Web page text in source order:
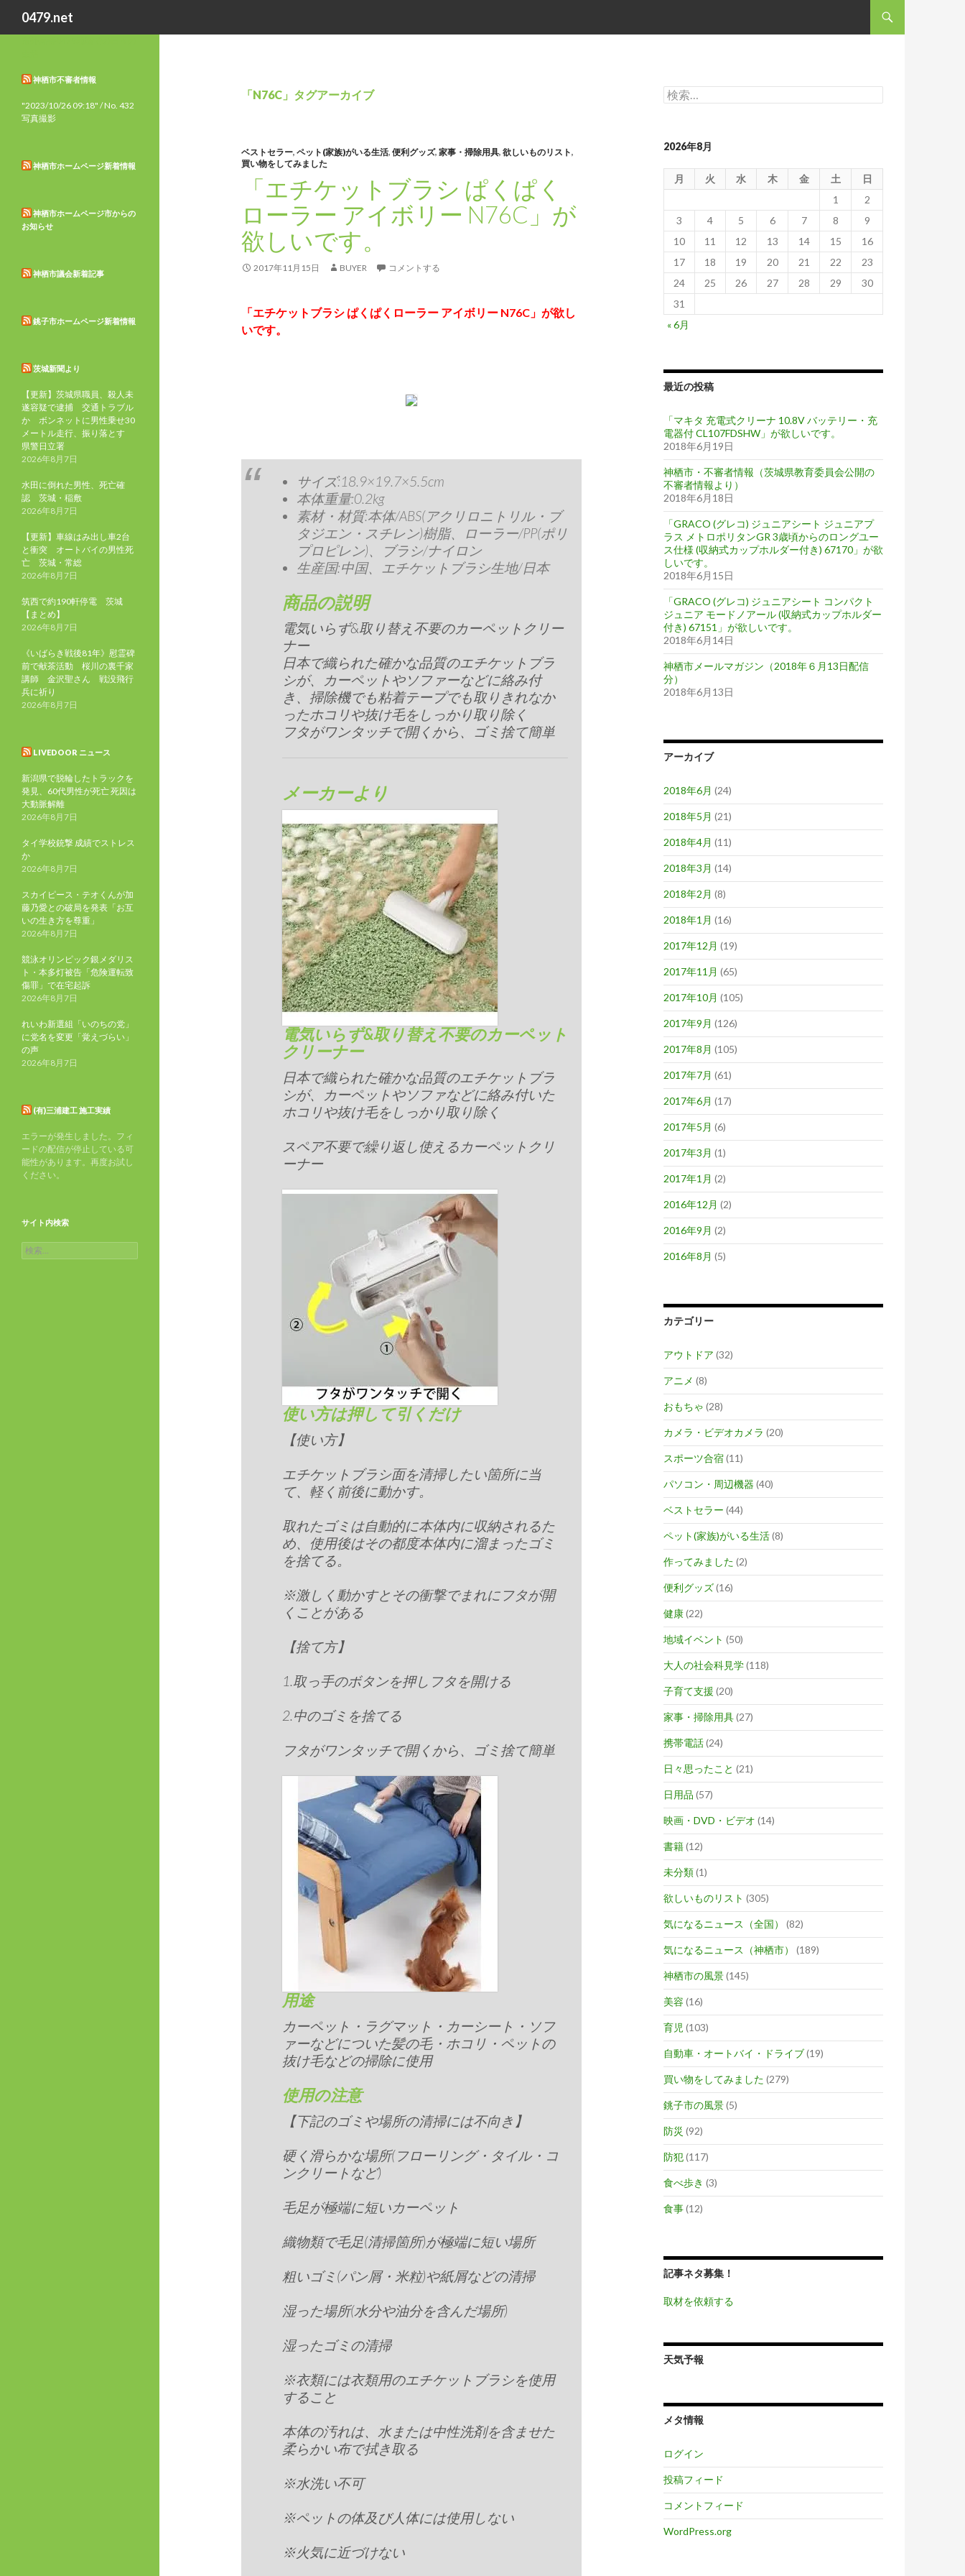
0479.net
「N76C」タグアーカイブ
ベストセラー, ペット(家族)がいる生活, 便利グッズ, 家事・掃除用具, 欲しいものリスト,
買い物をしてみました
「エチケットブラシ ぱくぱく
ローラー アイボリー N76C」が
欲しいです。
2017年11月15日 BUYER コメントする
「エチケットブラシ ぱくぱくローラー アイボリー N76C」が欲し
いです。
サイズ:18.9×19.7×5.5cm
本体重量:0.2kg
素材・材質:本体/ABS(アクリロニトリル・ブ
タジエン・スチレン)樹脂、ローラー/PP(ポリ
プロピレン)、ブラシ/ナイロン
生産国:中国、エチケットブラシ生地/日本
商品の説明
電気いらず&取り替え不要のカーペットクリー
ナー
日本で織られた確かな品質のエチケットブラ
シが、カーペットやソファーなどに絡み付
き、掃除機でも粘着テープでも取りきれなか
ったホコリや抜け毛をしっかり取り除く
フタがワンタッチで開くから、ゴミ捨て簡単
メーカーより
電気いらず&取り替え不要のカーペット
クリーナー
日本で織られた確かな品質のエチケットブラ
シが、カーペットやソファなどに絡み付いた
ホコリや抜け毛をしっかり取り除く
スペア不要で繰り返し使えるカーペットクリ
ーナー
使い方は押して引くだけ
【使い方】
エチケットブラシ面を清掃したい箇所に当
て、軽く前後に動かす。
取れたゴミは自動的に本体内に収納されるた
め、使用後はその都度本体内に溜まったゴミ
を捨てる。
※激しく動かすとその衝撃でまれにフタが開
くことがある
【捨て方】
1.取っ手のボタンを押しフタを開ける
2.中のゴミを捨てる
フタがワンタッチで開くから、ゴミ捨て簡単
用途
カーペット・ラグマット・カーシート・ソフ
ァーなどについた髪の毛・ホコリ・ペットの
抜け毛などの掃除に使用
使用の注意
【下記のゴミや場所の清掃には不向き】
硬く滑らかな場所(フローリング・タイル・コ
ンクリートなど)
毛足が極端に短いカーペット
織物類で毛足(清掃箇所)が極端に短い場所
粗いゴミ(パン屑・米粒)や紙屑などの清掃
湿った場所(水分や油分を含んだ場所)
湿ったゴミの清掃
※衣類には衣類用のエチケットブラシを使用
すること
本体の汚れは、水または中性洗剤を含ませた
柔らかい布で拭き取る
※水洗い不可
※ペットの体及び人体には使用しない
※火気に近づけない
検
索:
2026年8月
月 火 水 木 金 土
日
1
2
3
4 5 6 7 8
9
10
11 12 13 14 15
16
17
18 19 20 21 22
23
24
25 26 27 28 29
30
31
« 6月
最近の投稿
「マキタ 充電式クリーナ 10.8V バッテリー・充
電器付 CL107FDSHW」が欲しいです。
2018年6月19日
神栖市・不審者情報（茨城県教育委員会公開の
不審者情報より）
2018年6月18日
「GRACO (グレコ) ジュニアシート ジュニアプ
ラス メトロポリタンGR 3歳頃からのロングユー
ス仕様 (収納式カップホルダー付き) 67170」が欲
しいです。
2018年6月15日
「GRACO (グレコ) ジュニアシート コンパクト
ジュニア モードノアール (収納式カップホルダー
付き) 67151」が欲しいです。
2018年6月14日
神栖市メールマガジン（2018年６月13日配信
分）
2018年6月13日
アーカイブ
2018年6月 (24)
2018年5月 (21)
2018年4月 (11)
2018年3月 (14)
2018年2月 (8)
2018年1月 (16)
2017年12月 (19)
2017年11月 (65)
2017年10月 (105)
2017年9月 (126)
2017年8月 (105)
2017年7月 (61)
2017年6月 (17)
2017年5月 (6)
2017年3月 (1)
2017年1月 (2)
2016年12月 (2)
2016年9月 (2)
2016年8月 (5)
カテゴリー
アウトドア (32)
アニメ (8)
おもちゃ (28)
カメラ・ビデオカメラ (20)
スポーツ合宿(11)
パソコン・周辺機器 (40)
ベストセラー (44)
ペット(家族)がいる生活(8)
作ってみました (2)
便利グッズ(16)
健康(22)
地域イベント (50)
大人の社会科見学(118)
子育て支援 (20)
家事・掃除用具(27)
携帯電話(24)
日々思ったこと (21)
日用品 (57)
映画・DVD・ビデオ (14)
書籍(12)
未分類(1)
欲しいものリスト (305)
気になるニュース（全国） (82)
気になるニュース（神栖市） (189)
神栖市の風景(145)
美容 (16)
育児 (103)
自動車・オートバイ・ドライブ(19)
買い物をしてみました (279)
銚子市の風景(5)
防災 (92)
防犯(117)
食べ歩き (3)
食事(12)
記事ネタ募集！
取材を依頼する
天気予報
メタ情報
ログイン
投稿フィード
コメントフィード
WordPress.org
神栖市不審者情報
"2023/10/26 09:18" / No. 432
写真撮影
神栖市ホームページ新着情報
神栖市ホームページ市からの
お知らせ
神栖市議会新着記事
銚子市ホームページ新着情報
茨城新聞より
【更新】茨城県職員、殺人未
遂容疑で逮捕 交通トラブル
か ボンネットに男性乗せ30
メートル走行、振り落とす
県警日立署
2026年8月7日
水田に倒れた男性、死亡確
認 茨城・稲敷
2026年8月7日
【更新】車線はみ出し車2台
と衝突 オートバイの男性死
亡 茨城・常総
2026年8月7日
筑西で約190軒停電 茨城
【まとめ】
2026年8月7日
《いばらき戦後81年》慰霊碑
前で献茶活動 桜川の裏千家
講師 金沢聖さん 戦没飛行
兵に祈り
2026年8月7日
LIVEDOOR ニュース
新潟県で脱輪したトラックを
発見、60代男性が死亡 死因は
大動脈解離
2026年8月7日
タイ学校銃撃 成績でストレス
か
2026年8月7日
スカイピース・テオくんが加
藤乃愛との破局を発表「お互
いの生き方を尊重」
2026年8月7日
競泳オリンピック銀メダリス
ト・本多灯被告「危険運転致
傷罪」で在宅起訴
2026年8月7日
れいわ新選組「いのちの党」
に党名を変更「覚えづらい」
の声
2026年8月7日
(有)三浦建工 施工実績
エラーが発生しました。フィ
ードの配信が停止している可
能性があります。再度お試し
ください。
サイト内検索
検
索: